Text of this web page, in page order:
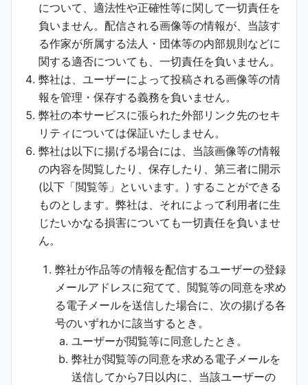
について、適法性や正確性等に関して一切責任を
負いません。配信される画像等の情報が、当該す
る作家が所属する法人・団体等の内部規則などに
関する適否についても、一切責任を負いません。
弊社は、ユーザーによって投稿される画像等の情
報を管理・保存する義務を負いません。
弊社の本サービスに張られた外部リンク先のセキ
リティについては保証いたしません。
弊社は以下に揚げる場合には、当該画像等の情報
の内容を閲覧したり、保存したり、第三者に開示
(以下「閲覧等」といいます。) することができる
ものとします。弊社は、それによって利用者に生
じたいかなる損害についても一切責任を負いませ
ん。
弊社が作品等の情報を配信するユーザーの登録
メールアドレスに宛てて、閲覧等の同意を求め
る電子メールを送信した場合に、次の揚げる各
号のいずれかに該当するとき。
ユーザーが閲覧等に同意したとき。
弊社が閲覧等の同意を求める電子メールを
送信してから7日以内に、当該ユーザーの